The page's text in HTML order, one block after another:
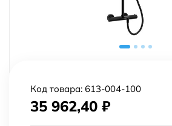
Код товара: 613-004-100
35 962,40 ₽